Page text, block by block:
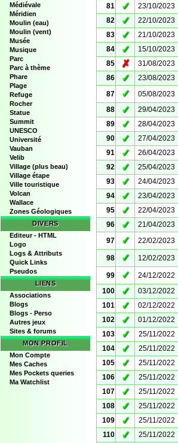
Médiévale
Méridien
Moulin (eau)
Moulin (vent)
Musée
Musique
Parc
Parc à thème
Phare
Plage
Refuge
Rocher
Statue
Summit
UNESCO
Université
Vauban
Velib
Village (plus beau)
Village étape
Ville touristique
Volcan
Wallace
Zones Géologiques
DIVERS
Editeur - HTML
Logo
Logs & Attributs
Quick Links
Pseudos
LIENS
Associations
Blogs
Blogs - Perso
Autres jeux
Sites & forums
MON PROFIL
Mon Compte
Mes Caches
Mes Pockets queries
Ma Watchlist
81
✓ 23/10/2023
82
✓ 22/10/2023
83
✓ 21/10/2023
84
✓ 15/10/2023
85
✗ 31/08/2023
86
✓ 23/08/2023
87
✓ 05/08/2023
88
✓ 29/04/2023
89
✓ 28/04/2023
90
✓ 27/04/2023
91
✓ 26/04/2023
92
✓ 25/04/2023
93
✓ 24/04/2023
94
✓ 23/04/2023
95
✓ 22/04/2023
96
✓ 21/04/2023
97
✓ 22/02/2023
98
✓ 12/02/2023
99
✓ 24/12/2022
100
✓ 03/12/2022
101
✓ 02/12/2022
102
✓ 01/12/2022
103
✓ 25/11/2022
104
✓ 25/11/2022
105
✓ 25/11/2022
106
✓ 25/11/2022
107
✓ 25/11/2022
108
✓ 25/11/2022
109
✓ 25/11/2022
110
✓ 25/11/2022